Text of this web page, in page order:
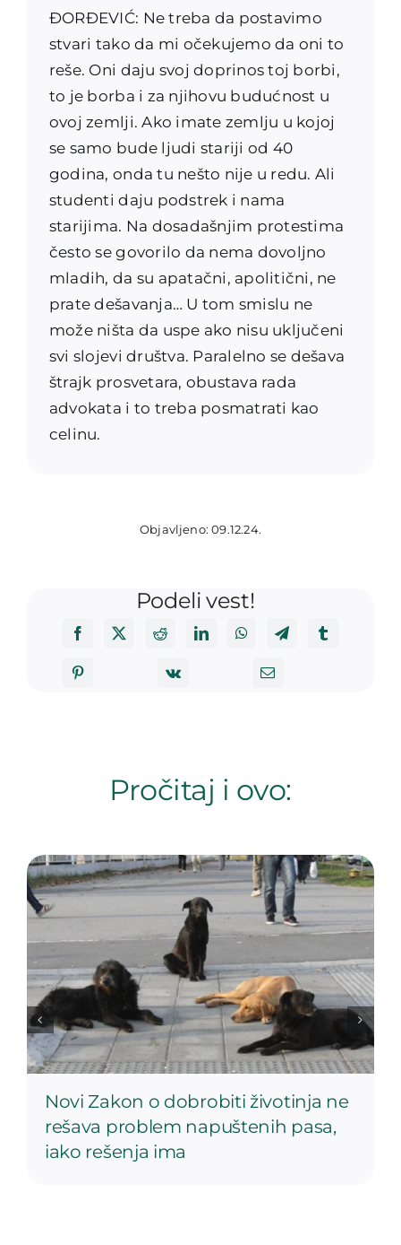
ĐORĐEVIĆ: Ne treba da postavimo
stvari tako da mi očekujemo da oni to
reše. Oni daju svoj doprinos toj borbi,
to je borba i za njihovu budućnost u
ovoj zemlji. Ako imate zemlju u kojoj
se samo bude ljudi stariji od 40
godina, onda tu nešto nije u redu. Ali
studenti daju podstrek i nama
starijima. Na dosadašnjim protestima
često se govorilo da nema dovoljno
mladih, da su apatačni, apolitični, ne
prate dešavanja… U tom smislu ne
može ništa da uspe ako nisu uključeni
svi slojevi društva. Paralelno se dešava
štrajk prosvetara, obustava rada
advokata i to treba posmatrati kao
celinu.
Objavljeno: 09.12.24.
Podeli vest!
Pročitaj i ovo:
Novi Zakon o dobrobiti životinja ne
rešava problem napuštenih pasa,
iako rešenja ima